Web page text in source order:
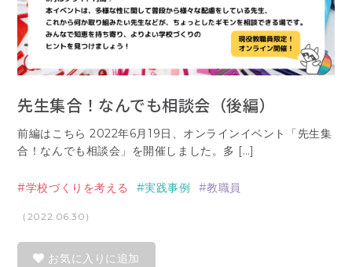
先生集合！なんでも相談会（後編）
前編はこちら 2022年6月19日、オンラインイベント「先生集
合！なんでも相談会」を開催しました。多 […]
学校づくりを考える 実践事例 教職員
（2022.06.30）
お気に入りに追加